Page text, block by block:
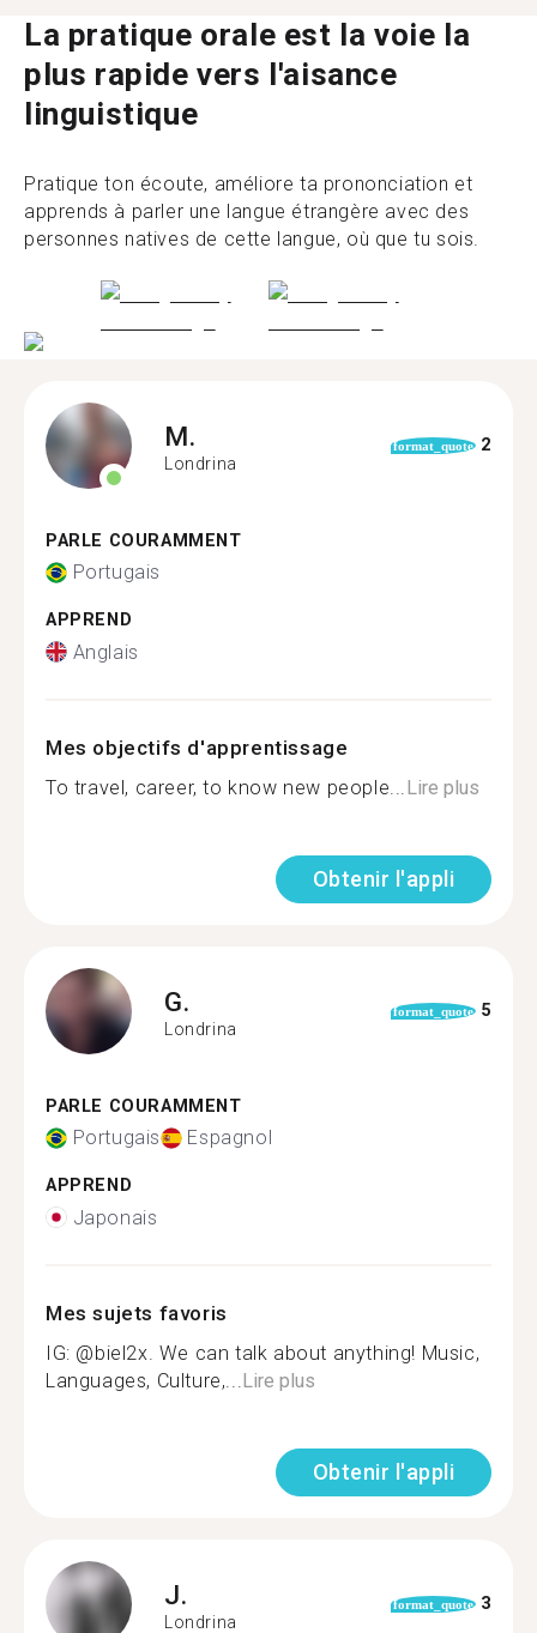
La pratique orale est la voie la
plus rapide vers l'aisance
linguistique
Pratique ton écoute, améliore ta prononciation et
apprends à parler une langue étrangère avec des
personnes natives de cette langue, où que tu sois.
M.
Londrina
format_quote 2
PARLE COURAMMENT
Portugais
APPREND
Anglais
Mes objectifs d'apprentissage
To travel, career, to know new people... Lire plus
Obtenir l'appli
G.
Londrina
format_quote 5
PARLE COURAMMENT
Portugais Espagnol
APPREND
Japonais
Mes sujets favoris
IG: @biel2x. We can talk about anything! Music,
Languages, Culture,... Lire plus
Obtenir l'appli
J.
Londrina
format_quote 3